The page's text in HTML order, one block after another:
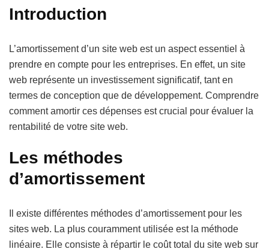
Introduction
L’amortissement d’un site web est un aspect essentiel à
prendre en compte pour les entreprises. En effet, un site
web représente un investissement significatif, tant en
termes de conception que de développement. Comprendre
comment amortir ces dépenses est crucial pour évaluer la
rentabilité de votre site web.
Les méthodes
d’amortissement
Il existe différentes méthodes d’amortissement pour les
sites web. La plus couramment utilisée est la méthode
linéaire. Elle consiste à répartir le coût total du site web sur